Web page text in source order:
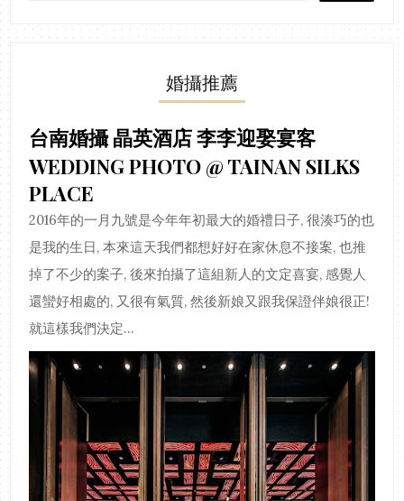
婚攝推薦
台南婚攝 晶英酒店 李李迎娶宴客
WEDDING PHOTO @ TAINAN SILKS
PLACE
2016年的一月九號是今年年初最大的婚禮日子, 很湊巧的也
是我的生日, 本來這天我們都想好好在家休息不接案, 也推
掉了不少的案子, 後來拍攝了這組新人的文定喜宴, 感覺人
還蠻好相處的, 又很有氣質, 然後新娘又跟我保證伴娘很正!
就這樣我們決定...